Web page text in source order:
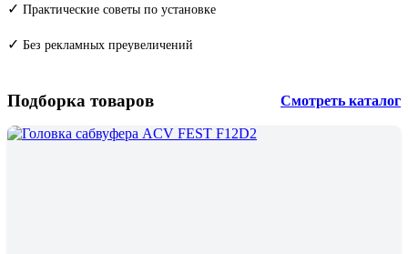
✓ Практические советы по установке
✓ Без рекламных преувеличений
Подборка товаров Смотреть каталог